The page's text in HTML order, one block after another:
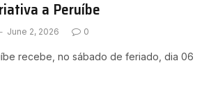
a Peruíbe
June 2, 2026 0
recebe, no sábado de feriado, dia 06